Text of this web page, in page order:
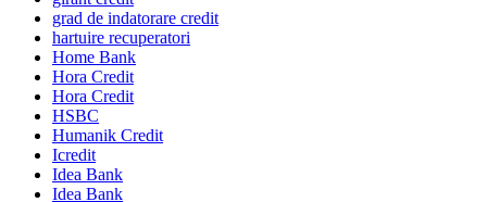
grad de indatorare credit
hartuire recuperatori
Home Bank
Hora Credit
Hora Credit
HSBC
Humanik Credit
Icredit
Idea Bank
Idea Bank